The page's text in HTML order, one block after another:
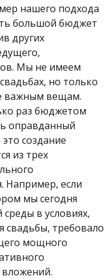
нашего подхода
большой бюджет
других
Мы не имеем
но только
важным вещам.
раз бюджетом
оправданный
создание
из трех
Например, если
мы сегодня
в условиях,
свадьбы, требовало
мощного